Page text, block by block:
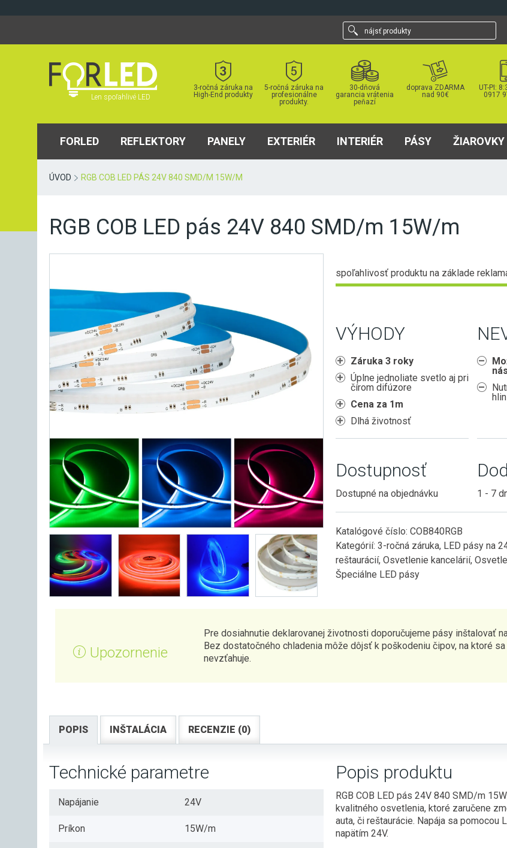
to
nájsť
produkty
Len spoľahlivé LED
3-ročná záruka na
High-End produkty
5-ročná záruka na
profesionálne
produkty.
30-dňová
garancia vrátenia
peňazí
doprava ZDARMA
nad 90€
UT-PI:
0917
FORLED REFLEKTORY PANELY EXTERIÉR INTERIÉR PÁSY ŽIAROVKY
ÚVOD RGB COB LED PÁS 24V 840 SMD/M 15W/M
RGB COB LED pás 24V 840 SMD/m 15W/m
spoľahlivosť produktu na základe
VÝHODY
Záruka 3 roky
Úplne jednoliate svetlo aj pri
čírom difúzore
Cena za 1m
Dlhá životnosť
Dostupnosť
Dostupné na objednávku 1 - 7
Katalógové číslo: COB840RGB
Kategórií: 3-ročná záruka, LED pásy na
reštaurácií, Osvetlenie kancelárií,
Špeciálne LED pásy
Upozornenie
Pre dosiahnutie deklarovanej životnosti doporučujeme pásy inštalovať
Bez dostatočného chladenia môže dôjsť k poškodeniu čipov, na ktoré sa
nevzťahuje.
POPIS INŠTALÁCIA RECENZIE (0)
Technické parametre
Napájanie 24V
Príkon 15W/m
Popis produktu
RGB COB LED pás 24V 840 SMD/m
kvalitného osvetlenia, ktoré zaručene
auta, či reštaurácie. Napája sa pomocou
napätím 24V.